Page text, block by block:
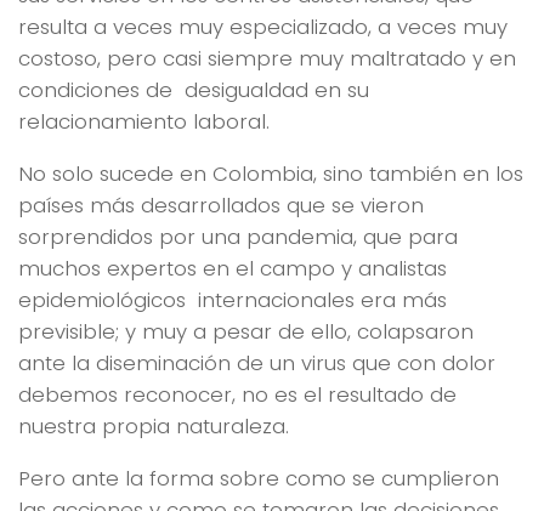
resulta a veces muy especializado, a veces muy
costoso, pero casi siempre muy maltratado y en
condiciones de desigualdad en su
relacionamiento laboral.
No solo sucede en Colombia, sino también en los
países más desarrollados que se vieron
sorprendidos por una pandemia, que para
muchos expertos en el campo y analistas
epidemiológicos internacionales era más
previsible; y muy a pesar de ello, colapsaron
ante la diseminación de un virus que con dolor
debemos reconocer, no es el resultado de
nuestra propia naturaleza.
Pero ante la forma sobre como se cumplieron